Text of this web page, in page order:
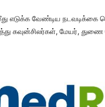
எடுக்க வேண்​டிய
கவுன்​சிலர்​கள், மேயர், துணை